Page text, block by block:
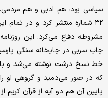
سیاسی بود، هم ادبی و هم
۳۲ شماره منتشر کرد و در
مشروطه دفاع می‌کرد. این
چاپ سربی در چاپخانه سنگی
خط نسخ درشت نوشته می‌شد و
که در صور می‌دمید و گروهی او
پایین آن هم دو آیه از قرآن